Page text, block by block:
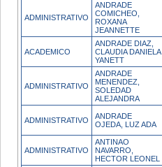
ADMINISTRATIVO
ANDRADE
COMICHEO,
ROXANA
JEANNETTE
ACADEMICO
ANDRADE DIAZ,
CLAUDIA DANIELA
YANETT
ADMINISTRATIVO
ANDRADE
MENENDEZ,
SOLEDAD
ALEJANDRA
ADMINISTRATIVO
ANDRADE
OJEDA, LUZ ADA
ADMINISTRATIVO
ANTINAO
NAVARRO,
HECTOR LEONEL